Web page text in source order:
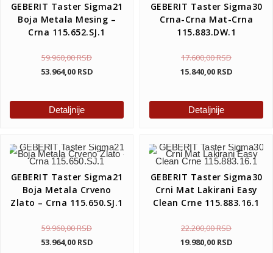
GEBERIT Taster Sigma21
Boja Metala Mesing –
Crna 115.652.SJ.1
59.960,00RSD
53.964,00 RSD
Detaljnije
GEBERIT Taster Sigma30
Crna-Crna Mat-Crna
115.883.DW.1
17.600,00RSD
15.840,00 RSD
Detaljnije
GEBERIT Taster Sigma21
Boja Metala Crveno
Zlato – Crna 115.650.SJ.1
59.960,00RSD
53.964,00 RSD
GEBERIT Taster Sigma30
Crni Mat Lakirani Easy
Clean Crne 115.883.16.1
22.200,00RSD
19.980,00 RSD